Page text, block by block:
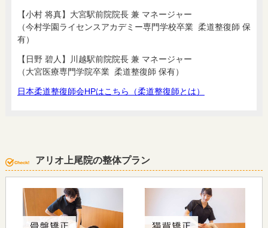
【小村 将真】大宮駅前院院長 兼 マネージャー
（今村学園ライセンスアカデミー専門学校卒業 柔道整復師 保
有）
【日野 碧人】川越駅前院院長 兼 マネージャー
（大宮医療専門学院卒業 柔道整復師 保有）
日本柔道整復師会HPはこちら（柔道整復師とは）
アリオ上尾院の整体プラン